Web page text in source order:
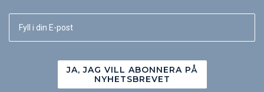
JA, JAG VILL ABONNERA PÅ
NYHETSBREVET